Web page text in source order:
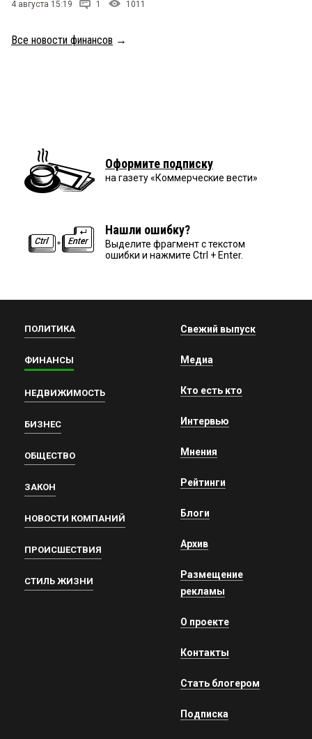
4 августа 15:19 1 1011
Все новости финансов →
Оформите подписку
на газету «Коммерческие вести»
Нашли ошибку?
Выделите фрагмент с текстом
ошибки и нажмите Ctrl + Enter.
ПОЛИТИКА
ФИНАНСЫ
НЕДВИЖИМОСТЬ
БИЗНЕС
ОБЩЕСТВО
ЗАКОН
НОВОСТИ КОМПАНИЙ
ПРОИСШЕСТВИЯ
СТИЛЬ ЖИЗНИ
Свежий выпуск
Медиа
Кто есть кто
Интервью
Мнения
Рейтинги
Блоги
Архив
Размещение
рекламы
О проекте
Контакты
Стать блогером
Подписка